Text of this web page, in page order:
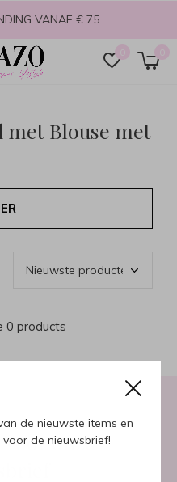
de nieuwste items en
de nieuwsbrief!
0 0
VANAF € 75
met Blouse met
0 products
onze